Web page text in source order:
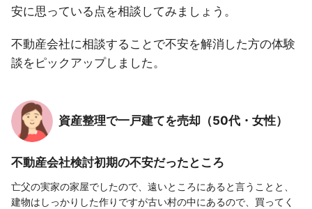
安に思っている点を相談してみましょう。
不動産会社に相談することで不安を解消した方の体験
談をピックアップしました。
資産整理で一戸建てを売却（50代・女性）
不動産会社検討初期の不安だったところ
亡父の実家の家屋でしたので、遠いところにあると言うことと、
建物はしっかりした作りですが古い村の中にあるので、買ってく